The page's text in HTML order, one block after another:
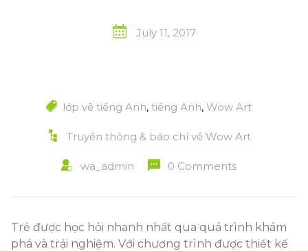
July 11, 2017
lớp vẽ tiếng Anh, tiếng Anh, Wow Art
Truyền thông & báo chí về Wow Art
wa_admin 0 Comments
Trẻ được học hỏi nhanh nhất qua quá trình khám
phá và trải nghiệm. Với chương trình được thiết kế